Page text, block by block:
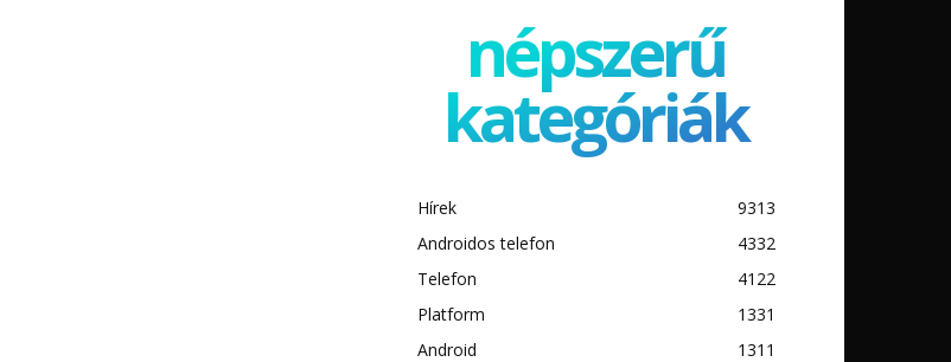
népszerű
kategóriák
Hírek
9313
Androidos telefon
4332
Telefon
4122
Platform
1331
Android
1311